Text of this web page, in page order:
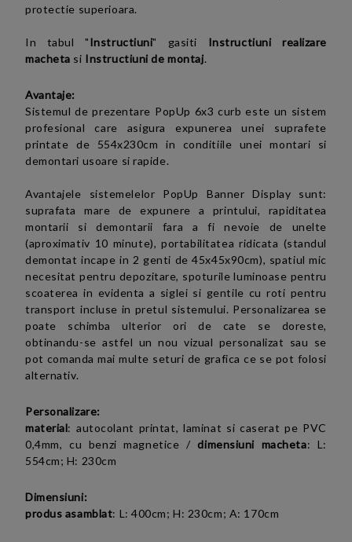
protectie superioara.
In tabul "Instructiuni" gasiti Instructiuni realizare
macheta si Instructiuni de montaj.
Avantaje:
Sistemul de prezentare PopUp 6x3 curb este un sistem
profesional care asigura expunerea unei suprafete
printate de 554x230cm in conditiile unei montari si
demontari usoare si rapide.
Avantajele sistemelelor PopUp Banner Display sunt:
suprafata mare de expunere a printului, rapiditatea
montarii si demontarii fara a fi nevoie de unelte
(aproximativ 10 minute), portabilitatea ridicata (standul
demontat incape in 2 genti de 45x45x90cm), spatiul mic
necesitat pentru depozitare, spoturile luminoase pentru
scoaterea in evidenta a siglei si gentile cu roti pentru
transport incluse in pretul sistemului. Personalizarea se
poate schimba ulterior ori de cate se doreste,
obtinandu-se astfel un nou vizual personalizat sau se
pot comanda mai multe seturi de grafica ce se pot folosi
alternativ.
Personalizare:
material:autocolant printat, laminat si caserat pe PVC
0,4mm, cu benzi magnetice/ dimensiuni macheta: L:
554cm; H: 230cm
Dimensiuni:
produs asamblat: L: 400cm; H: 230cm; A: 170cm